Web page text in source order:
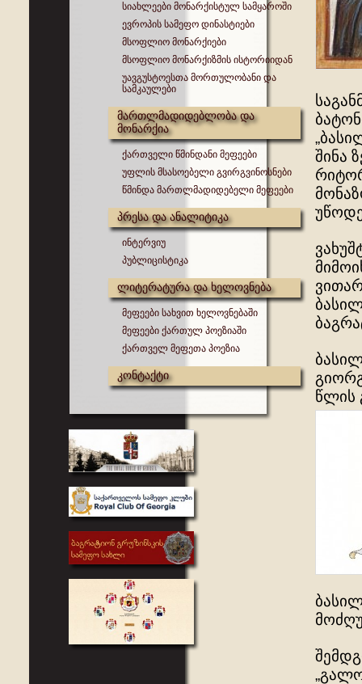
სიახლეები მონარქისტულ სამყაროში
ევროპის სამეფო დინასტიები
მსოფლიო მონარქიები
მსოფლიო მონარქიზმის ისტორიიდან
უავგუსტოესთა მორთულობანი და
სამკაულები
მართლმადიდებლობა და
მონარქია
ქართველი წმინდანი მეფეები
უფლის მსასოებელი გვირგვინოსნები
წმინდა მართლმადიდებელი მეფეები
პრესა და ანალიტიკა
ინტერვიუ
პუბლიცისტიკა
ლიტერატურა და ხელოვნება
მეფეები სახვით ხელოვნებაში
მეფეები ქართულ პოეზიაში
ქართველ მეფეთა პოეზია
კონტაქტი
შინა
წლის